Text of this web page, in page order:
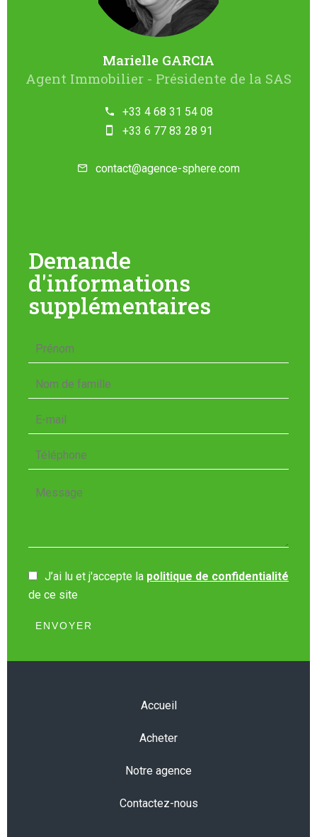
Marielle GARCIA
Agent Immobilier - Présidente de la SAS
+33 4 68 31 54 08
+33 6 77 83 28 91
contact@agence-sphere.com
Demande
d'informations
supplémentaires
J’ai lu et j'accepte la politique de confidentialité
de ce site
ENVOYER
Accueil
Acheter
Notre agence
Contactez-nous